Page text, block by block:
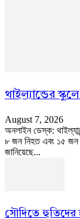
থাইল্যান্ডের
August 7, 2026
অনলাইন ডেস্ক:
৮ জন নিহত এবং ১৫ জন
জানিয়েছে...
সৌদিতে